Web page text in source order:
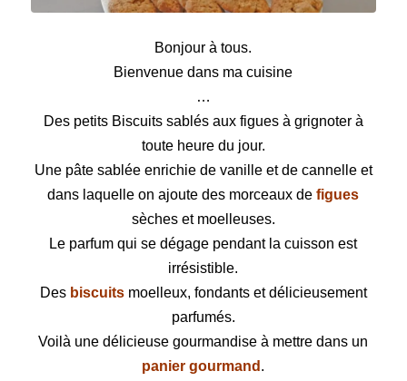
Bonjour à tous.
Bienvenue dans ma cuisine
…
Des petits Biscuits sablés aux figues à grignoter à
toute heure du jour.
Une pâte sablée enrichie de vanille et de cannelle et
dans laquelle on ajoute des morceaux defigues
sèches et moelleuses.
Le parfum qui se dégage pendant la cuisson est
irrésistible.
Des biscuitsmoelleux, fondants et délicieusement
parfumés.
Voilà une délicieuse gourmandise à mettre dans un
panier gourmand .